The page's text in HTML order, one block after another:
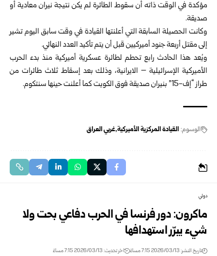
مؤكدة في الوقت ذاته أن سقوط الطائرة لم يكن نتيجة نيران معادية أو
صديقة.
وكانت الحصيلة السابقة التي أعلنتها القيادة في وقت سابق اليوم تشير
إلى مقتل أربعة جنود أميركيين قبل أن يتم تأكيد العدد النهائي.
ويُعد هذا الحادث رابع تحطم لطائرة عسكرية أميركية منذ بدء الحرب
الأميركية الإسرائيلية – الايرانية، وذلك بعد إسقاط ثلاث طائرات من
طراز “إف-15” بنيران صديقة فوق الكويت كما أعلنت حينها سنتكوم.
الوسوم: القيادة المركزية الأميركية غربي العراق
دولي
ماكرون: دور فرنسا في الحرب دفاعي بحت ولا
شيء يبرّر استهدافها
تاريخ النشر: 2026/03/13 7:15 مساءً اخر تحديث: 2026/03/13 7:15 مساءً